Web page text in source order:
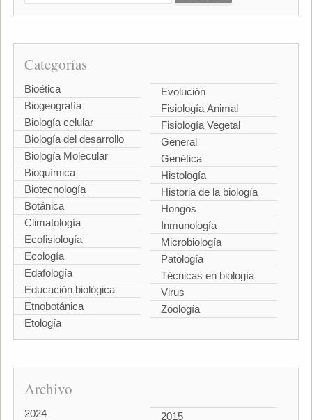
Categorías
Bioética
Biogeografía
Biología celular
Biología del desarrollo
Biología Molecular
Bioquímica
Biotecnología
Botánica
Climatología
Ecofisiología
Ecología
Edafología
Educación biológica
Etnobotánica
Etología
Evolución
Fisiología Animal
Fisiología Vegetal
General
Genética
Histología
Historia de la biología
Hongos
Inmunología
Microbiología
Patología
Técnicas en biología
Virus
Zoología
Archivo
2024 2015